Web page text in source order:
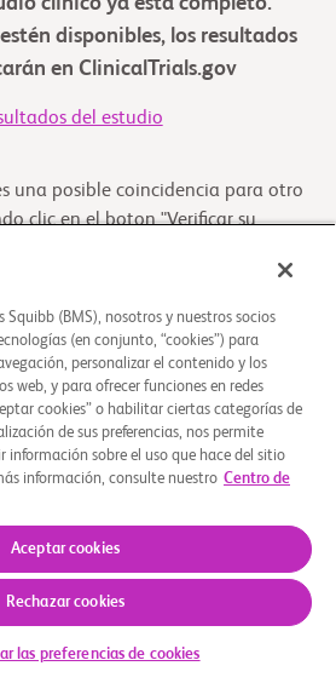
disponibles, los resultados
en ClinicalTrials.gov
del estudio
una posible coincidencia para otro
clic en el boton "Verificar su
su elegibilidad
with involvement of lymph
has spread who have undergone
Aviso legal Política de privacidad
Bristol-Myers Squibb Company
Squibb (BMS), nosotros y nuestros socios
(en conjunto, “cookies”) para
personalizar el contenido y los
web, y para ofrecer funciones en redes
cookies” o habilitar ciertas categorías de
de sus preferencias, nos permite
información sobre el uso que hace del sitio
información, consulte nuestro Centro de
Aceptar cookies
Rechazar cookies
las preferencias de cookies